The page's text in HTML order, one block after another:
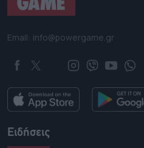
Email: info@powergame.gr
Ειδήσεις